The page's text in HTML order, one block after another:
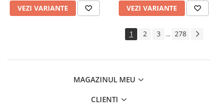
VEZI VARIANTE VEZI VARIANTE
1 2 3 ... 278
MAGAZINUL MEU
CLIENTI